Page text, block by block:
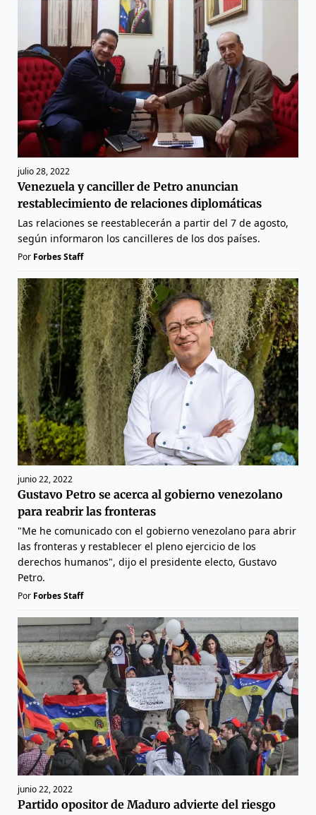
julio 28, 2022
Venezuela y canciller de Petro anuncian
restablecimiento de relaciones diplomáticas
Las relaciones se reestablecerán a partir del 7 de agosto,
según informaron los cancilleres de los dos países.
Por Forbes Staff
junio 22, 2022
Gustavo Petro se acerca al gobierno venezolano
para reabrir las fronteras
"Me he comunicado con el gobierno venezolano para abrir
las fronteras y restablecer el pleno ejercicio de los
derechos humanos", dijo el presidente electo, Gustavo
Petro.
Por Forbes Staff
junio 22, 2022
Partido opositor de Maduro advierte del riesgo